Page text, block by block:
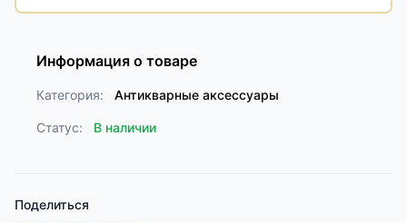
Информация о товаре
Категория: Антикварные аксессуары
Статус: В наличии
Поделиться